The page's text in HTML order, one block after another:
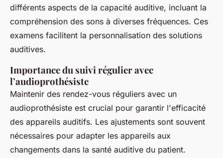
différents aspects de la capacité auditive, incluant la
compréhension des sons à diverses fréquences. Ces
examens facilitent la personnalisation des solutions
auditives.
Importance du suivi régulier avec
l’audioprothésiste
Maintenir des rendez-vous réguliers avec un
audioprothésiste est crucial pour garantir l'efficacité
des appareils auditifs. Les ajustements sont souvent
nécessaires pour adapter les appareils aux
changements dans la santé auditive du patient.